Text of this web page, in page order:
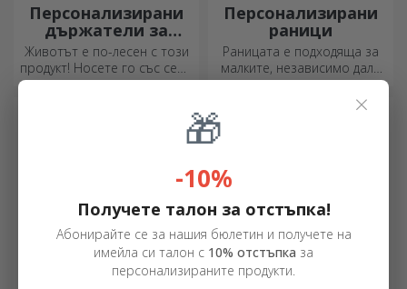
Персонализирани
държатели за
чанти за маса
Животът е по-лесен с този
продукт! Носете го със себе
си, където и да отидете!
Персонализирани
раници
Раницата е подходяща за
малките, независимо дали
ходят на детска градина или
започват училище.
добре подхожда на вашето
×
🎁
-10%
Получете талон за отстъпка!
Абонирайте се за нашия бюлетин и получете на
имейла си талон с 10% отстъпка за
персонализираните продукти.